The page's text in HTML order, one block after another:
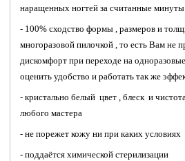
наращенных ногтей за считанные минуты
- 100% сходство формы , размеров и
многоразовой пилочкой , то есть Вам не
дискомфорт при переходе на
оценить удобство и работать так же
- кристально белый цвет , блеск и
любого мастера
- не порежет кожу ни при каких условиях
- поддаётся химической стерилизации